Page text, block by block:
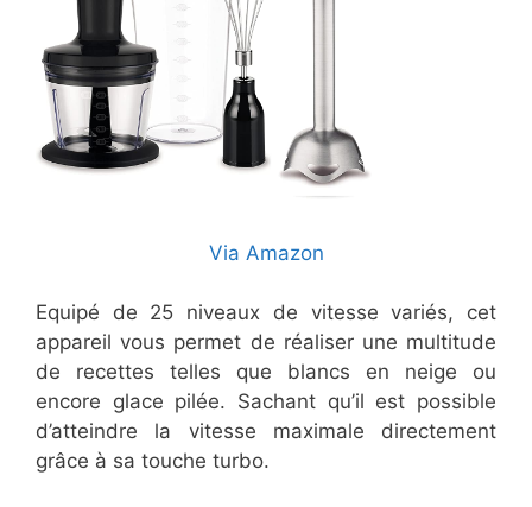
Via Amazon
Equipé de 25 niveaux de vitesse variés, cet
appareil vous permet de réaliser une multitude
de recettes telles que blancs en neige ou
encore glace pilée. Sachant qu’il est possible
d’atteindre la vitesse maximale directement
grâce à sa touche turbo.